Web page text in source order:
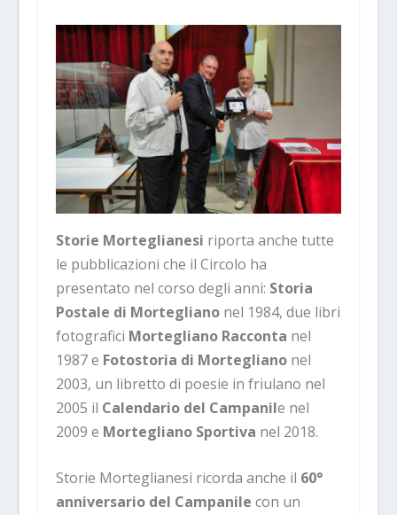
Storie Morteglianesi riporta anche tutte
le pubblicazioni che il Circolo ha
presentato nel corso degli anni: Storia
Postale di Morteglianonel 1984, due libri
fotografici Mortegliano Racconta nel
1987 e Fotostoria di Morteglianonel
2003, un libretto di poesie in friulano nel
2005 il Calendario del Campanile nel
2009 e Mortegliano Sportiva nel 2018.
Storie Morteglianesi ricorda anche il 60°
anniversario del Campanile con un